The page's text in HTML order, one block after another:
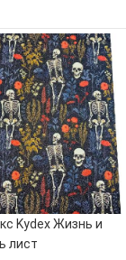
Kydex Жизнь и
лист